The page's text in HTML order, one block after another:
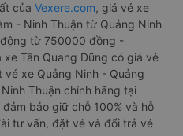
của Vexere.com, giá vé xe
- Ninh Thuận từ Quảng Ninh
từ 750000 đồng -
Tân Quang Dũng có giá vé
xe Quảng Ninh - Quảng
Thuận chính hãng tại
bảo giữ chỗ 100% và hỗ
tư vấn, đặt vé và đổi trả vé